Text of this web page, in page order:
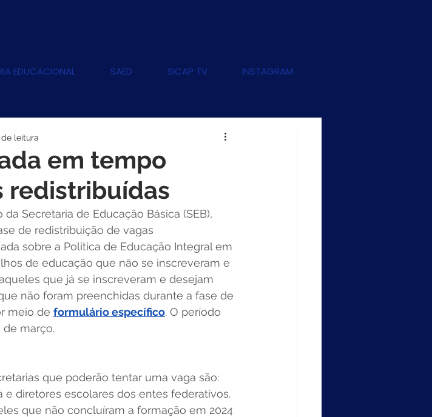
EDUCACIONAL SAED SICAP TV INSTAGRAM
em tempo
redistribuídas
leitura
Secretaria de Educação Básica (SEB),
de redistribuição de vagas
sobre a Política de Educação Integral em
de educação que não se inscreveram e
que já se inscreveram e desejam
não foram preenchidas durante a fase de
meio de formulário específico. O período
de março.
que poderão tentar uma vaga são:
diretores escolares dos entes federativos.
que não concluíram a formação em 2024